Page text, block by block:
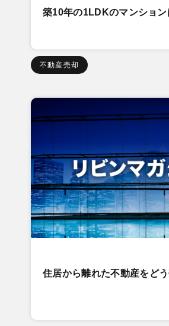
築10年の1LDKのマンショ
不動産売却
住居から離れた不動産をど